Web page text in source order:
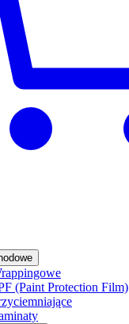
(Paint Protection Film)